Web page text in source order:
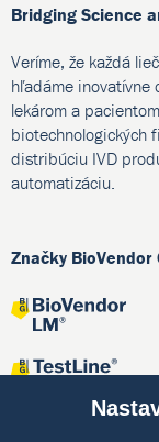
Bridging Science
Veríme, že každá
hľadáme inovatívne
lekárom a
biotechnologických
distribúciu IVD
automatizáciu.
Značky BioVendor